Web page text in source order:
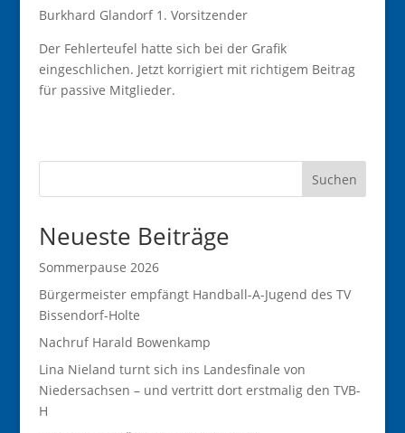
Burkhard Glandorf 1. Vorsitzender
Der Fehlerteufel hatte sich bei der Grafik
eingeschlichen. Jetzt korrigiert mit richtigem Beitrag
für passive Mitglieder.
Suchen
Neueste Beiträge
Sommerpause 2026
Bürgermeister empfängt Handball-A-Jugend des TV
Bissendorf-Holte
Nachruf Harald Bowenkamp
Lina Nieland turnt sich ins Landesfinale von
Niedersachsen – und vertritt dort erstmalig den TVB-
H